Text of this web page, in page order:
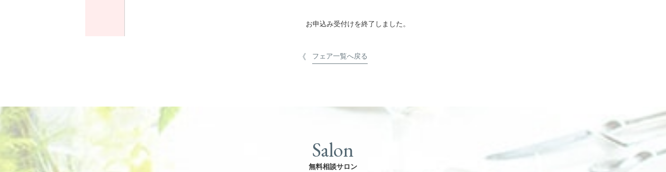
お申込み受付けを終了しました。
フェア一覧へ戻る
Salon
無料相談サロン